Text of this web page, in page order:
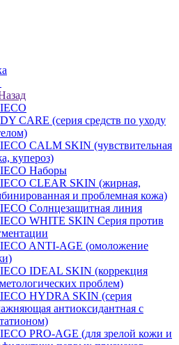
CARE (серия средств по уходу
CALM SKIN (чувствительная
купероз)
Наборы
CLEAR SKIN (жирная,
и проблемная кожа)
Солнцезащитная линия
WHITE SKIN Серия против
ANTI-AGE (омоложение
IDEAL SKIN (коррекция
проблем)
HYDRA SKIN (серия
антиоксидантная с
PRO-AGE (для зрелой кожи и